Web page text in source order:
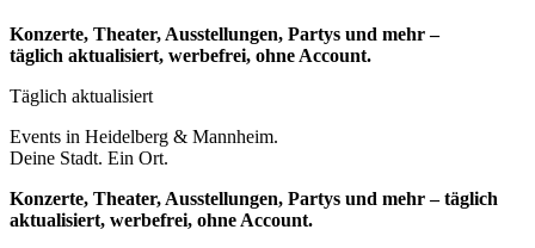
Konzerte, Theater, Ausstellungen, Partys und mehr –
täglich aktualisiert, werbefrei, ohne Account.
Täglich aktualisiert
Events in Heidelberg & Mannheim.
Deine Stadt. Ein Ort.
Konzerte, Theater, Ausstellungen, Partys und mehr – täglich
aktualisiert, werbefrei, ohne Account.